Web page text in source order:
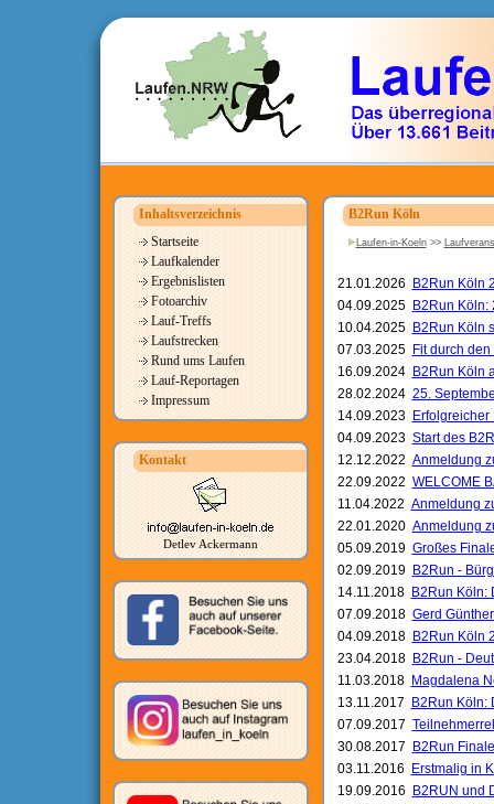
Inhaltsverzeichnis
Startseite
Laufkalender
Ergebnislisten
Fotoarchiv
Lauf-Treffs
Laufstrecken
Rund ums Laufen
Lauf-Reportagen
Impressum
Kontakt
Detlev Ackermann
B2Run Köln
Laufen-in-Koeln>>
21.01.2026
B2Run Köln
04.09.2025
B2Run Köln:
10.04.2025
B2Run Köln
07.03.2025
Fit durch
16.09.2024
B2Run Köln
28.02.2024 25.
14.09.2023
04.09.2023 Start des
12.12.2022 Anmeldung
22.09.2022 WELCOME
11.04.2022 Anmeldung
22.01.2020 Anmeldung
05.09.2019 Großes
02.09.2019
B2Run -
14.11.2018
B2Run Köln:
07.09.2018 Gerd
04.09.2018
B2Run Köln
23.04.2018
B2Run -
11.03.2018
Magdalena
13.11.2017
B2Run Köln:
07.09.2017
30.08.2017
B2Run
03.11.2016
Erstmalig in
19.09.2016
B2RUN und